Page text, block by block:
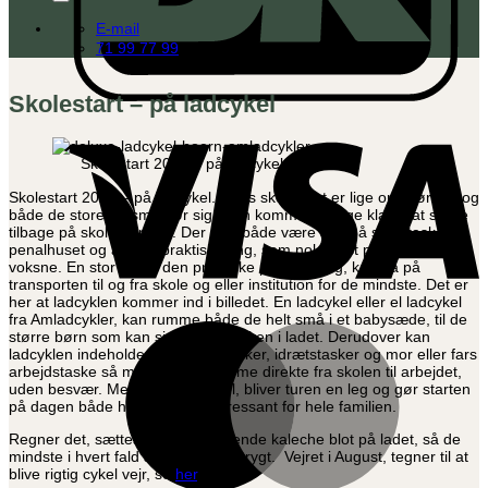
E-mail
71 99 77 99
Skolestart – på ladcykel
Skolestart 2022 – på ladcykel
Skolestart 2022 – på ladcykel. Årets skolestart er lige om hjørnet, og
både de store og små gør sig i den kommende uge klar til at skulle
tilbage på skolebænken. Der skal både være styr på skoletasken,
penalhuset og alle de praktiske ting, som nok mest påvirker de
voksne. En stor del af den praktiske planlægning, kan gå på
transporten til og fra skole og eller institution for de mindste. Det er
her at ladcyklen kommer ind i billedet. En ladcykel eller el ladcykel
fra Amladcykler, kan rumme både de helt små i et babysæde, til de
større børn som kan sidde på bænken i ladet. Derudover kan
ladcyklen indeholde både skoletasker, idrætstasker og mor eller fars
arbejdstaske så man let kan komme direkte fra skolen til arbejdet,
uden besvær. Med en el ladcykel, bliver turen en leg og gør starten
på dagen både hyggelig og interessant for hele familien.
Regner det, sættes den medfølgende kaleche blot på ladet, så de
mindste i hvert fald sidder tørt og trygt. Vejret i August, tegner til at
blive rigtig cykel vejr, se her.